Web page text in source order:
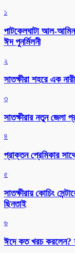
১
পাটকেলঘাটা আল-আমিন
ঈদ পুনর্মিলনী
২
সাতক্ষীরা শহরে এক
৩
সাতক্ষীরার নতুন
৪
প্রাক্তন প্রেমিকার
৫
সাতক্ষীরায় কোচিং
ছিনতাই
৬
ঈদে কত খরচ করলেন?